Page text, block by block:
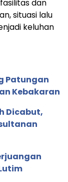
dan
situasi lalu
keluhan
Patungan
Kebakaran
Dicabut,